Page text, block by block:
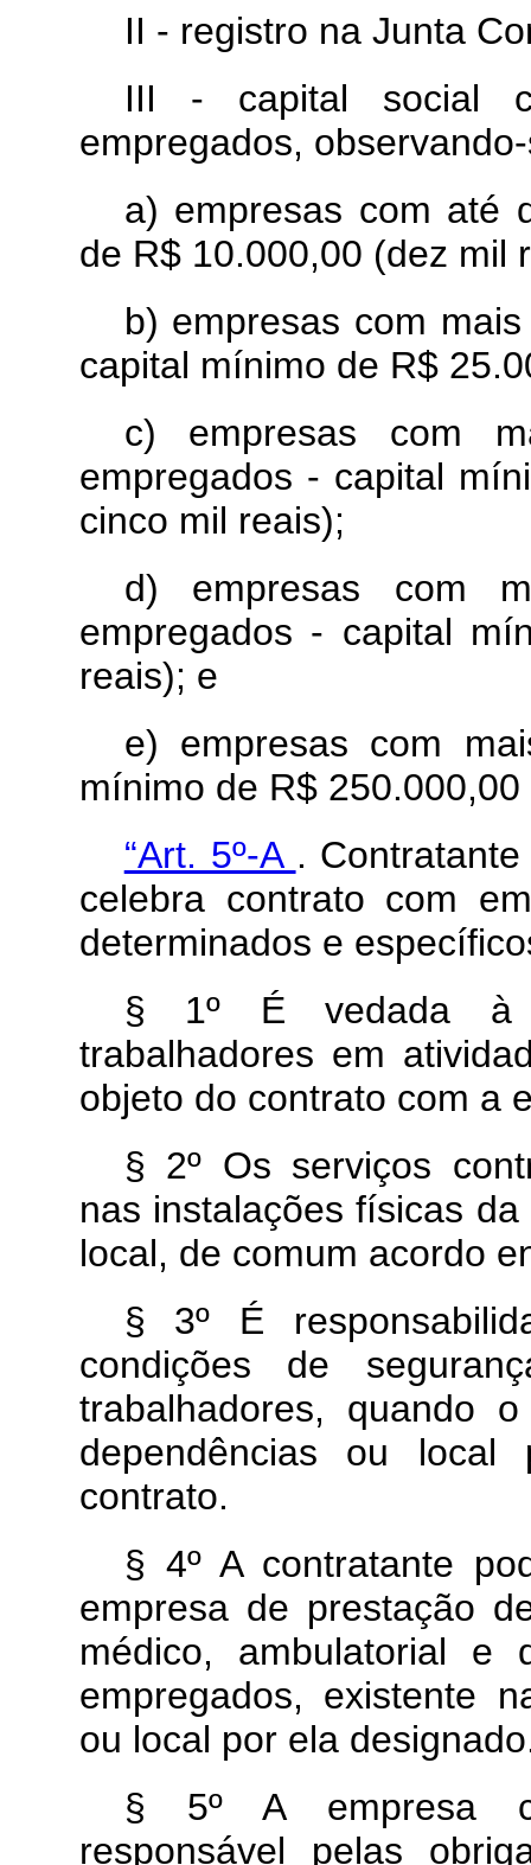
II - registro na Junta
III - capital social
empregados,
a) empresas com até
de R$ 10.000,00 (dez mil
b) empresas com
capital mínimo de R$
c) empresas com
empregados - capital
cinco mil reais);
d) empresas com
empregados - capital
reais); e
e) empresas com
mínimo de R$
“Art. 5º-A .
celebra contrato com
determinados e
§ 1º É vedada à
trabalhadores em
objeto do contrato com a
§ 2º Os serviços
nas instalações físicas
local, de comum acordo
§ 3º É
condições de
trabalhadores, quando
dependências ou local
contrato.
§ 4º A contratante
empresa de prestação
médico, ambulatorial e
empregados, existente
ou local por ela
§ 5º A empresa
responsável pelas